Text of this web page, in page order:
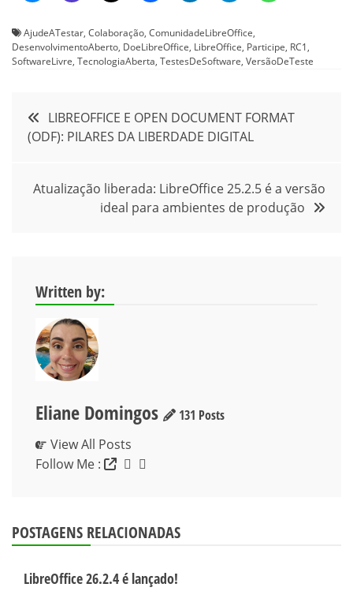
AjudeATestar, Colaboração, ComunidadeLibreOffice,
DesenvolvimentoAberto, DoeLibreOffice, LibreOffice, Participe, RC1,
SoftwareLivre, TecnologiaAberta, TestesDeSoftware, VersãoDeTeste
Navegação
de
Post
LIBREOFFICE E OPEN DOCUMENT FORMAT
(ODF): PILARES DA LIBERDADE DIGITAL
Atualização liberada: LibreOffice 25.2.5 é a versão
ideal para ambientes de produção
Written by:
Eliane Domingos
131 Posts
View All Posts
Follow Me :
POSTAGENS RELACIONADAS
LibreOffice 26.2.4 é lançado!